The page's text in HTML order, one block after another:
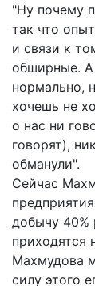
"Ну почему
так что
и связи к
обширные. А
нормально,
хочешь не
о нас ни
говорят),
обманули".
Сейчас
добычу 40%
приходятся
Махмудова
силу этого